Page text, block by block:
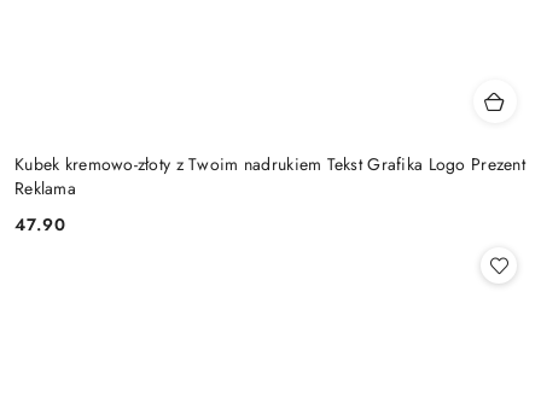
Kubek kremowo-złoty z Twoim nadrukiem Tekst Grafika Logo Prezent
Reklama
Cena:
47.90